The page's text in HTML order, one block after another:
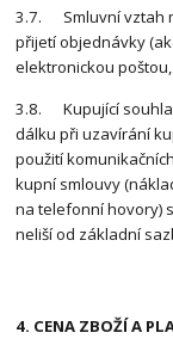
3.7. Smluvní vztah
přijetí objednávky
elektronickou
3.8. Kupující
dálku při uzavírání
použití
kupní smlouvy
na telefonní hovory)
neliší od základní
4. CENA ZBOŽÍ A